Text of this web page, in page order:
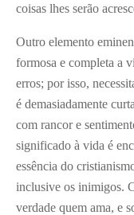
coisas lhes serão
Outro elemento
formosa e completa a
erros; por isso,
é demasiadamente
com rancor e
significado à vida é
essência do
inclusive os inimigos.
verdade quem ama, e